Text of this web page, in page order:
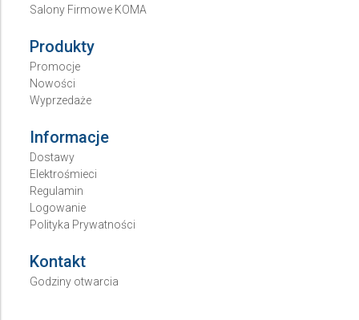
Salony Firmowe KOMA
Produkty
Promocje
Nowości
Wyprzedaże
Informacje
Dostawy
Elektrośmieci
Regulamin
Logowanie
Polityka Prywatności
Kontakt
Godziny otwarcia